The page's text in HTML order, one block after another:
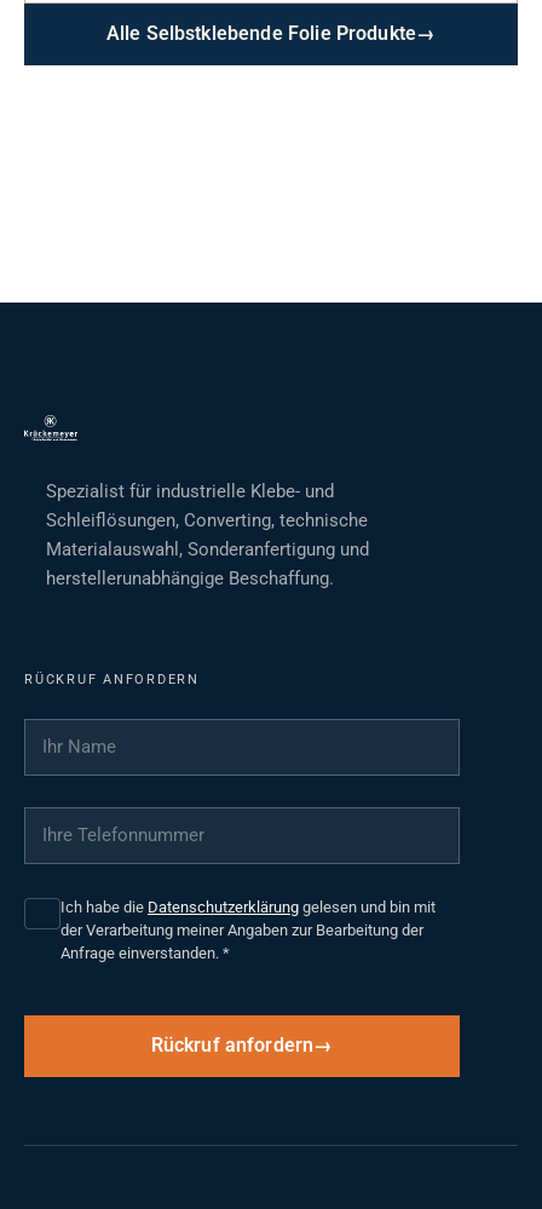
Alle Selbstklebende Folie Produkte→
Spezialist für industrielle Klebe- und
Schleiflösungen, Converting, technische
Materialauswahl, Sonderanfertigung und
herstellerunabhängige Beschaffung.
RÜCKRUF ANFORDERN
Ihr Name
Ihre Telefonnummer
Ich habe die Datenschutzerklärung gelesen und bin mit
der Verarbeitung meiner Angaben zur Bearbeitung der
Anfrage einverstanden. *
Rückruf anfordern